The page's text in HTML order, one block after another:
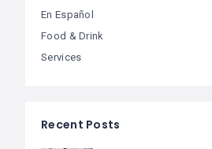
En Español
Food & Drink
Services
Recent Posts